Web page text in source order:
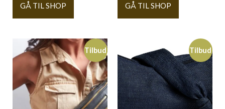
GÅ TIL SHOP GÅ TIL SHOP
Tilbud Tilbud